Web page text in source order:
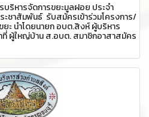
บริหารจัดการขยะมูลฝอย ประจำ
ชาสัมพันธ์ รับสมัครเข้าร่วมโครงการ/
ะ นำโดยนายก อบต.สิงห์ ผู้บริหาร
ผู้ใหญ่บ้าน ส.อบต. สมาชิกอาสาสมัคร